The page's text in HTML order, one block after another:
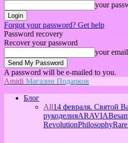
your
Forgot your password? Get help
Password recovery
Recover your password
your email
A password will be e-mailed to you.
Amidi Магазин Подарков
Блог
All14 февраля. Святой
рукоделияARAVIA
RevolutionPhilosophy